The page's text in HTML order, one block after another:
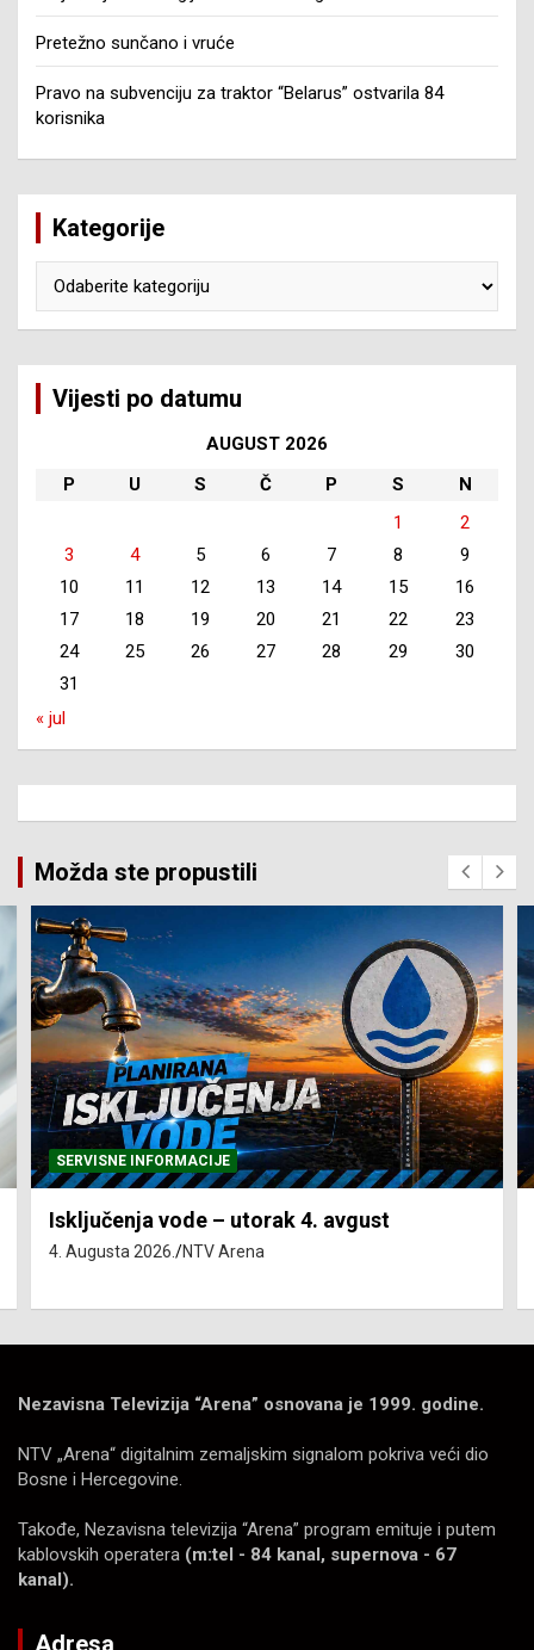
Pretežno sunčano i vruće
Pravo na subvenciju za traktor “Belarus” ostvarila 84
korisnika
Kategorije
Vijesti po datumu
AUGUST 2026
P
U S Č P S
N
1
2
3
4 5 6 7 8
9
10
11 12 13 14 15
16
17
18 19 20 21 22
23
24
25 26 27 28 29
30
31
« jul
Možda ste propustili
SERVISNE INFORMACIJE
Isključenja vode – utorak 4. avgust
4. Augusta 2026. NTV Arena
Nezavisna Televizija “Arena” osnovana je 1999. godine.
NTV „Arena“ digitalnim zemaljskim signalom pokriva veći dio
Bosne i Hercegovine.
Takođe, Nezavisna televizija “Arena” program emituje i putem
kablovskih operatera (m:tel - 84 kanal, supernova - 67
kanal).